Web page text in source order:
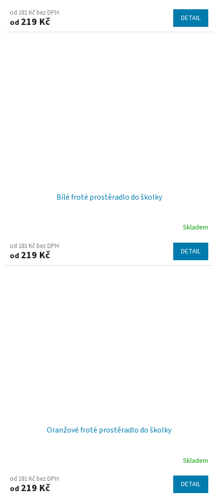
od 181 Kč bez DPH
od 219 Kč DETAIL
Bílé froté prostěradlo do školky
Skladem
od 181 Kč bez DPH
od 219 Kč DETAIL
Oranžové froté prostěradlo do školky
Skladem
od 181 Kč bez DPH
od 219 Kč DETAIL